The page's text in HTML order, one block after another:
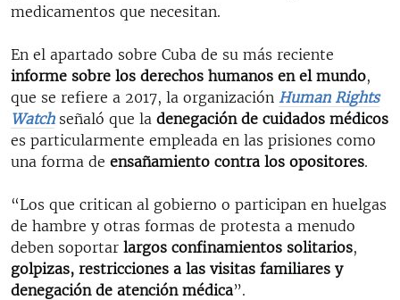
medicamentos que necesitan.
En el apartado sobre Cuba de su más reciente
informe sobre los derechos humanos en el mundo,
que se refiere a 2017, la organización Human Rights
Watchseñaló que la denegación de cuidados médicos
es particularmente empleada en las prisiones como
una forma de ensañamiento contra los opositores.
“Los que critican al gobierno o participan en huelgas
de hambre y otras formas de protesta a menudo
deben soportar largos confinamientos solitarios,
golpizas, restricciones a las visitas familiares y
denegación de atención médica”.